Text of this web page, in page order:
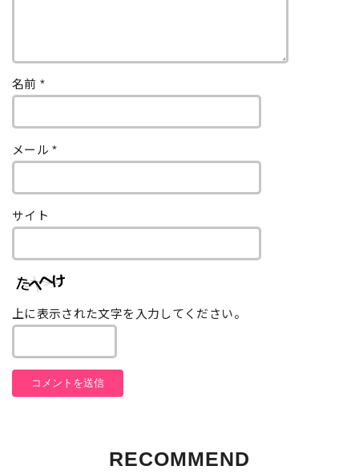
名前 *
メール*
サイト
上に表示された文字を入力してください。
RECOMMEND